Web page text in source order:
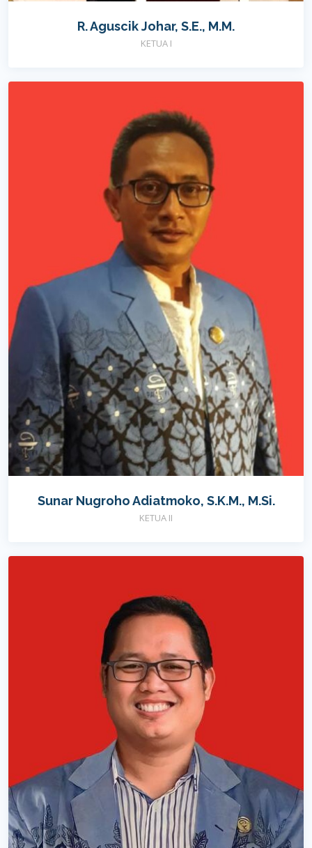
R. Aguscik Johar, S.E., M.M.
KETUA I
Sunar Nugroho Adiatmoko, S.K.M., M.Si.
KETUA II